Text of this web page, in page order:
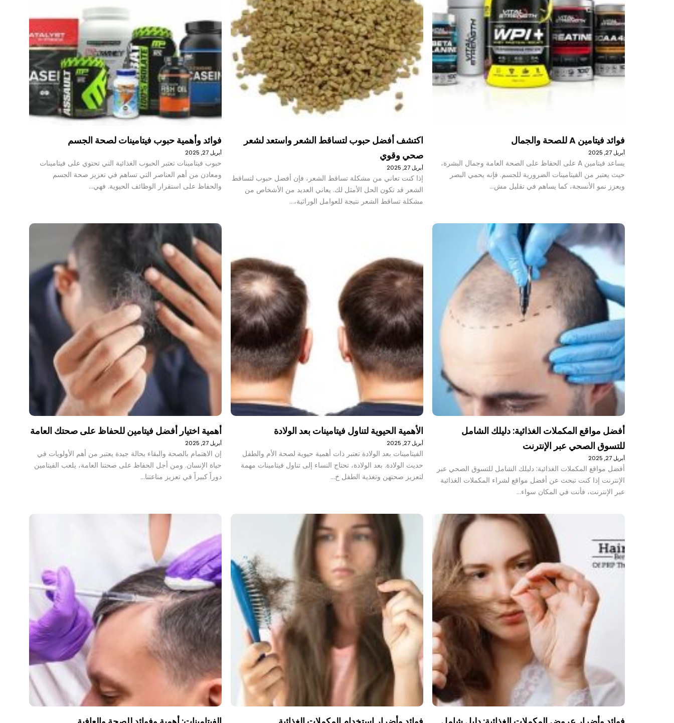
فوائد فيتامين A للصحة والجمال
أبريل 27, 2025
يساعد فيتامين A على الحفاظ على الصحة العامة وجمال البشرة،
حيث يعتبر من الفيتامينات الضرورية للجسم. فإنه يحمي البصر
ويعزز نمو الأنسجة، كما يساهم في تقليل مش…
اكتشف أفضل حبوب لتساقط الشعر واستعد لشعر
صحي وقوي
أبريل 27, 2025
إذا كنت تعاني من مشكلة تساقط الشعر، فإن أفضل حبوب لتساقط
الشعر قد تكون الحل الأمثل لك. يعاني العديد من الأشخاص من
مشكلة تساقط الشعر نتيجة للعوامل الوراثية،…
فوائد وأهمية حبوب فيتامينات لصحة الجسم
أبريل 27, 2025
حبوب فيتامينات تعتبر الحبوب الغذائية التي تحتوي على فيتامينات
ومعادن من أهم العناصر التي تساهم في تعزيز صحة الجسم
والحفاظ على استقرار الوظائف الحيوية. فهي…
أفضل مواقع المكملات الغذائية: دليلك الشامل
للتسوق الصحي عبر الإنترنت
أبريل 27, 2025
أفضل مواقع المكملات الغذائية: دليلك الشامل للتسوق الصحي عبر
الإنترنت إذا كنت تبحث عن أفضل مواقع لشراء المكملات الغذائية
عبر الإنترنت، فأنت في المكان سواء…
الأهمية الحيوية لتناول فيتامينات بعد الولادة
أبريل 27, 2025
الفيتامينات بعد الولادة تعتبر ذات أهمية حيوية لصحة الأم والطفل
حديث الولادة. بعد الولادة، تحتاج النساء إلى تناول فيتامينات مهمة
لتعزيز صحتهن وتغذية الطفل خ…
أهمية اختيار أفضل فيتامين للحفاظ على صحتك العامة
أبريل 27, 2025
إن الاهتمام بالصحة والبقاء بحالة جيدة يعتبر من أهم الأولويات في
حياة الإنسان. ومن أجل الحفاظ على صحتنا العامة، يلعب الفيتامين
دوراً كبيراً في تعزيز مناعتنا…